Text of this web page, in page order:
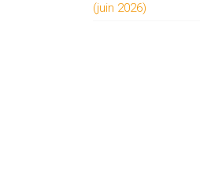
(juin 2026)